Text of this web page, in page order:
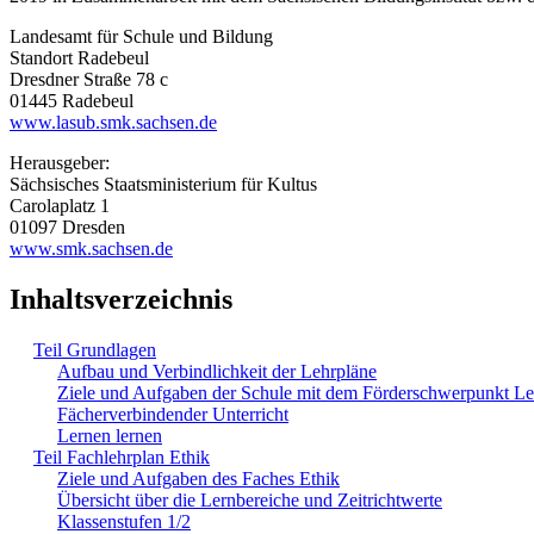
Landesamt für Schule und Bildung
Standort Radebeul
Dresdner Straße 78 c
01445 Radebeul
www.lasub.smk.sachsen.de
Herausgeber:
Sächsisches Staatsministerium für Kultus
Carolaplatz 1
01097 Dresden
www.smk.sachsen.de
Inhaltsverzeichnis
Teil Grundlagen
Aufbau und Verbindlichkeit der Lehrpläne
Ziele und Aufgaben der Schule mit dem Förderschwerpunkt
Fächerverbindender Unterricht
Lernen lernen
Teil Fachlehrplan Ethik
Ziele und Aufgaben des Faches Ethik
Übersicht über die Lernbereiche und Zeitrichtwerte
Klassenstufen 1/2